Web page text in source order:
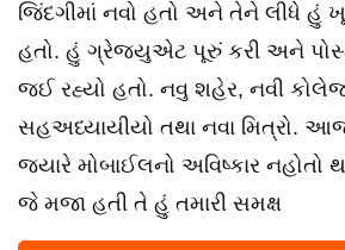
જિંદગીમાં નવો હતો અને તેને લીધે હું
હતો. હું ગ્રેજ્યુએટ પૂરું કરી અને
જઈ રહ્યો હતો. નવુ શહેર, નવી
સહઅધ્યાયીયો તથા નવા મિત્રો.
જ્યારે મોબાઈલનો અવિષ્કાર નહોતો
જે મજા હતી તે હું તમારી સમક્ષ